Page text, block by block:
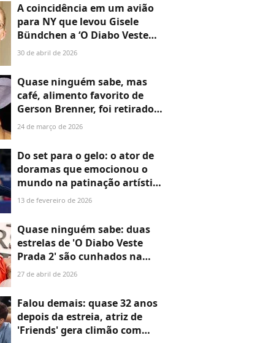
A coincidência em um avião
para NY que levou Gisele
Bündchen a ‘O Diabo Veste
Prada’: quase ninguém sabe
30 de abril de 2026
Quase ninguém sabe, mas
café, alimento favorito de
Gerson Brenner, foi retirado
da rotina durante
decisão dolorosa: 'Pra não
sentir o cheiro'
24 de março de 2026
Do set para o gelo: o ator de
doramas que emocionou o
mundo na patinação artística
das Olimpíadas de Inverno
sabendo
13 de fevereiro de 2026
Quase ninguém sabe: duas
estrelas de 'O Diabo Veste
Prada 2' são cunhados na
vida real; há 16 anos, o
uniu o outro casal
27 de abril de 2026
Falou demais: quase 32 anos
depois da estreia, atriz de
'Friends' gera climão com